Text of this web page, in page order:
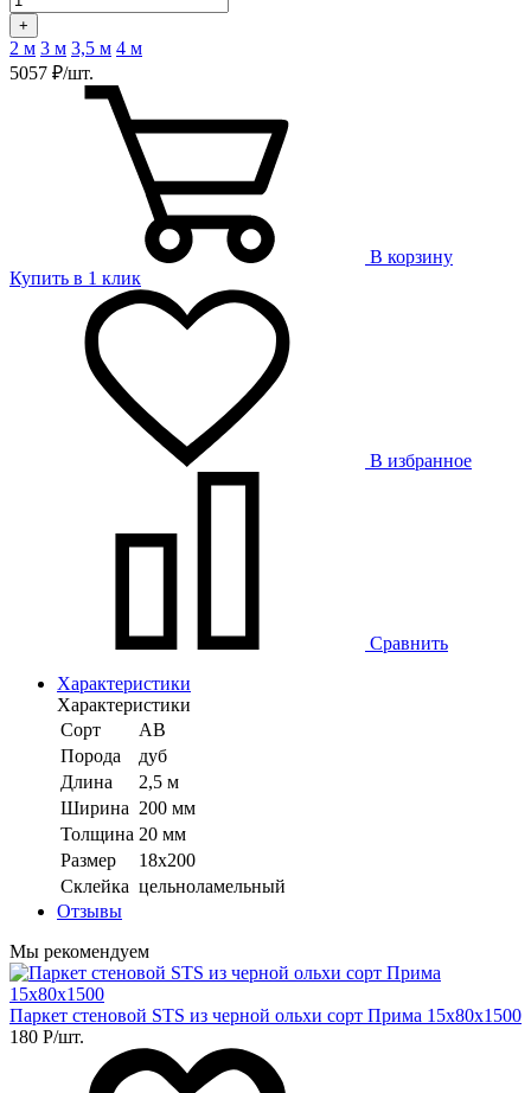
+
2 м 3 м 3,5 м 4 м
5057 ₽/шт.
В корзину
Купить в 1 клик
В избранное
Сравнить
Характеристики
Характеристики
Сорт
АВ
Порода
дуб
Длина
2,5 м
Ширина 200 мм
Толщина 20 мм
Размер
18х200
Склейка цельноламельный
Отзывы
Мы рекомендуем
Паркет стеновой STS из черной ольхи сорт Прима 15х80х1500
180 Р/шт.